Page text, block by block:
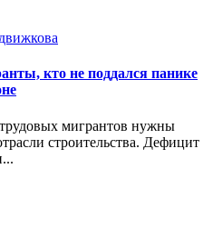
кто не поддался панике
мигрантов нужны
строительства. Дефицит